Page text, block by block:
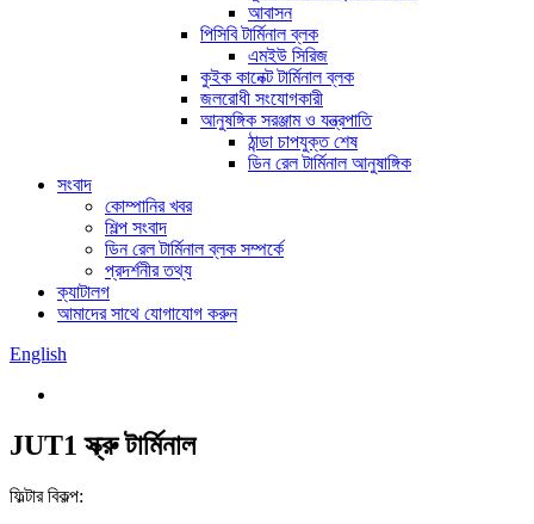
আবাসন
পিসিবি টার্মিনাল ব্লক
এমইউ সিরিজ
কুইক কানেক্ট টার্মিনাল ব্লক
জলরোধী সংযোগকারী
আনুষঙ্গিক সরঞ্জাম ও যন্ত্রপাতি
ঠান্ডা চাপযুক্ত শেষ
ডিন রেল টার্মিনাল আনুষাঙ্গিক
সংবাদ
কোম্পানির খবর
শিল্প সংবাদ
ডিন রেল টার্মিনাল ব্লক সম্পর্কে
প্রদর্শনীর তথ্য
ক্যাটালগ
আমাদের সাথে যোগাযোগ করুন
English
JUT1 স্ক্রু টার্মিনাল
ফিল্টার বিকল্প: